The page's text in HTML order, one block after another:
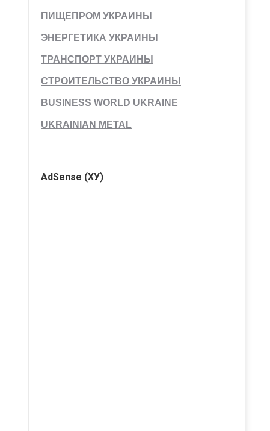
ПИЩЕПРОМ УКРАИНЫ
ЭНЕРГЕТИКА УКРАИНЫ
ТРАНСПОРТ УКРАИНЫ
СТРОИТЕЛЬСТВО УКРАИНЫ
BUSINESS WORLD UKRAINE
UKRAINIAN METAL
AdSense (ХУ)